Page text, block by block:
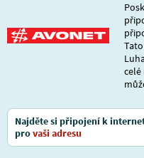
Najděte si připojení k
provaši adresu